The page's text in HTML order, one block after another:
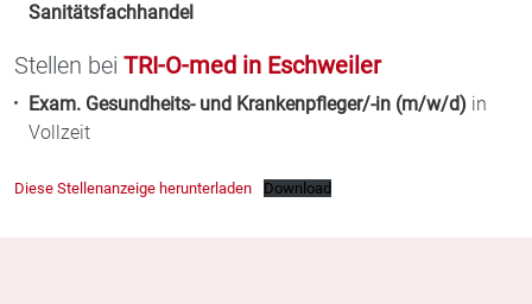
Sanitätsfachhandel
Stellen bei TRI-O-med in Eschweiler
Exam. Gesundheits- und Krankenpfleger/-in (m/w/d) in
Vollzeit
Diese Stellenanzeige herunterladen Download